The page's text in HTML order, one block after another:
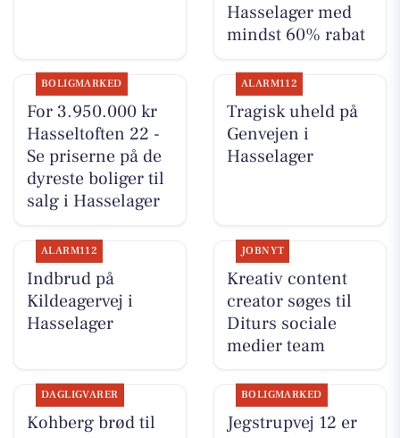
Hasselager med
mindst 60% rabat
BOLIGMARKED
For 3.950.000 kr
Hasseltoften 22 -
Se priserne på de
dyreste boliger til
salg i Hasselager
ALARM112
Tragisk uheld på
Genvejen i
Hasselager
ALARM112
Indbrud på
Kildeagervej i
Hasselager
JOBNYT
Kreativ content
creator søges til
Diturs sociale
medier team
DAGLIGVARER
Kohberg brød til
BOLIGMARKED
Jegstrupvej 12 er